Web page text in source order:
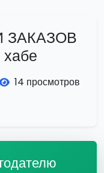
14 просмотров